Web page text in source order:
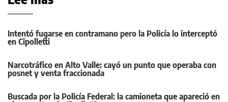
Intentó fugarse en contramano pero la Policía lo interceptó
en Cipolletti
Narcotráfico en Alto Valle: cayó un punto que operaba con
posnet y venta fraccionada
Buscada por la Policía Federal: la camioneta que apareció en